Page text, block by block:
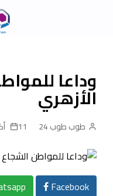
وداعا
الأزهري
طوب طوب 24 11 أكتوبر، 2016
Facebook